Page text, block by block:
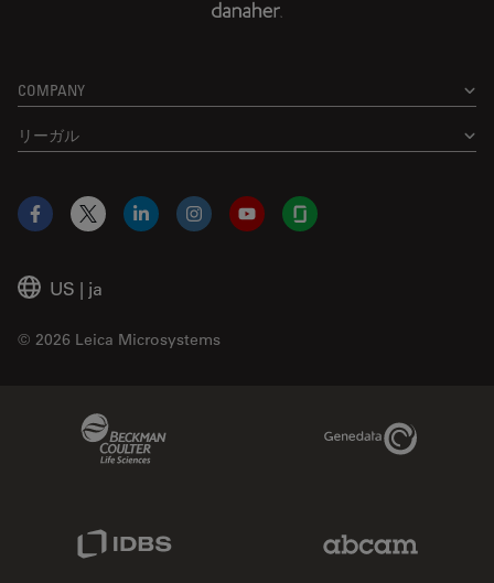
COMPANY
リーガル
US | ja
© 2026 Leica Microsystems
Facebook
X LinkedInInstagramYouTubeGlassdoor
Genedata Link